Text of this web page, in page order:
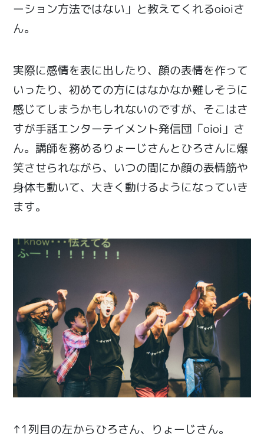
ーション方法ではない」と教えてくれるoioiさ
ん。
実際に感情を表に出したり、顔の表情を作って
いったり、初めての方にはなかなか難しそうに
感じてしまうかもしれないのですが、そこはさ
すが手話エンターテイメント発信団「oioi」さ
ん。講師を務めるりょーじさんとひろさんに爆
笑させられながら、いつの間にか顔の表情筋や
身体も動いて、大きく動けるようになっていき
ます。
↑1列目の左からひろさん、りょーじさん。